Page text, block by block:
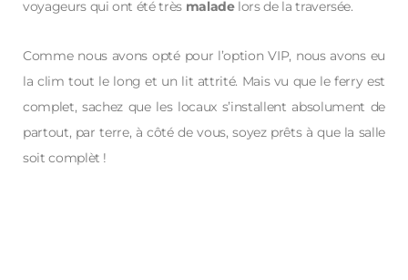
voyageurs qui ont été très maladelors de la traversée.
Comme nous avons opté pour l’option VIP, nous avons eu
la clim tout le long et un lit attrité. Mais vu que le ferry est
complet, sachez que les locaux s’installent absolument de
partout, par terre, à côté de vous, soyez prêts à que la salle
soit complèt !